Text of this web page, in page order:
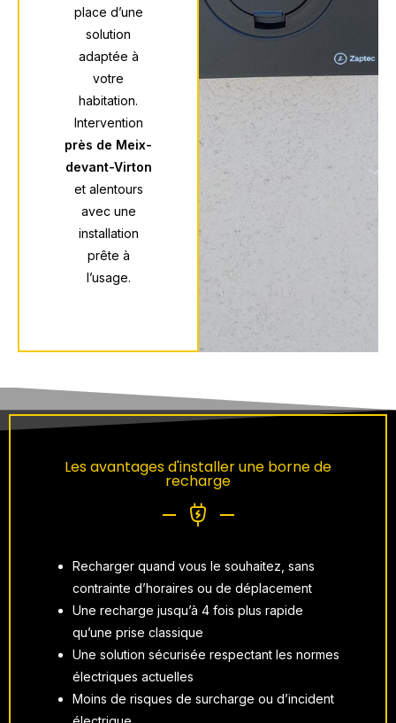
place d’une
solution
adaptée à
votre
habitation.
Intervention
près de Meix-
devant-Virton
et alentours
avec une
installation
prête à
l’usage.
Les avantages d'installer une borne de
recharge
Recharger quand vous le souhaitez, sans
contrainte d’horaires ou de déplacement
Une recharge jusqu’à 4 fois plus rapide
qu’une prise classique
Une solution sécurisée respectant les normes
électriques actuelles
Moins de risques de surcharge ou d’incident